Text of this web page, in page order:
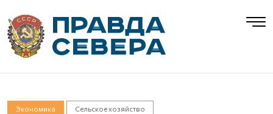
Экономика Сельское хозяйство